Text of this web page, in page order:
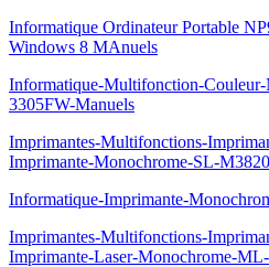
Informatique Ordinateur Portable
Windows 8 MAnuels
Informatique-Multifonction-
3305FW-Manuels
Imprimantes-Multifonctions-
Imprimante-Monochrome-SL-
Informatique-Imprimante-
Imprimantes-Multifonctions-
Imprimante-Laser-Monochrome-